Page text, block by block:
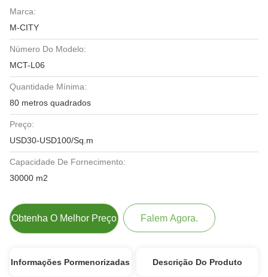
Marca:
M-CITY
Número Do Modelo:
MCT-L06
Quantidade Mínima:
80 metros quadrados
Preço:
USD30-USD100/Sq.m
Capacidade De Fornecimento:
30000 m2
Obtenha O Melhor Preço Falem Agora.
Informações Pormenorizadas Descrição Do Produto